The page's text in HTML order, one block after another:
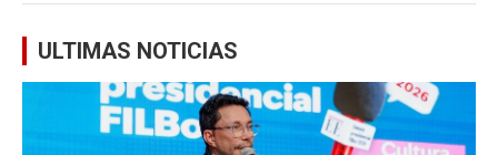
ULTIMAS NOTICIAS